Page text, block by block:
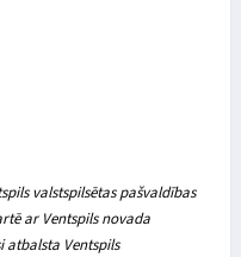
valstspilsētas pašvaldības
ar Ventspils novada
atbalsta Ventspils